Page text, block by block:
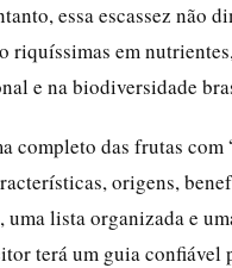
essa escassez não
riquíssimas em
e na biodiversidade
das frutas com
origens,
lista organizada e
terá um guia confiável